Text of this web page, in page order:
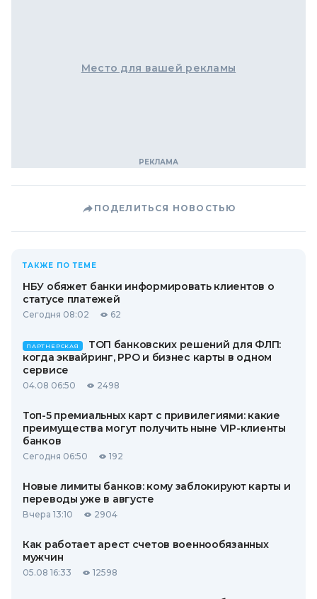
Место для вашей рекламы
ПОДЕЛИТЬСЯ НОВОСТЬЮ
ТАКЖЕ ПО ТЕМЕ
НБУ обяжет банки информировать клиентов о
статусе платежей
Сегодня 08:02 62
ПАРТНЕРСКАЯ
ТОП банковских решений для ФЛП:
когда эквайринг, РРО и бизнес карты в одном
сервисе
04.08 06:50 2498
Топ-5 премиальных карт с привилегиями: какие
преимущества могут получить ныне VIP-клиенты
банков
Сегодня 06:50 192
Новые лимиты банков: кому заблокируют карты и
переводы уже в августе
Вчера 13:10 2904
Как работает арест счетов военнообязанных
мужчин
05.08 16:33 12598